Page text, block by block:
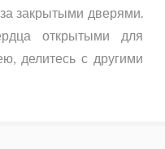
закрытыми дверями.
открытыми для
делитесь с другими